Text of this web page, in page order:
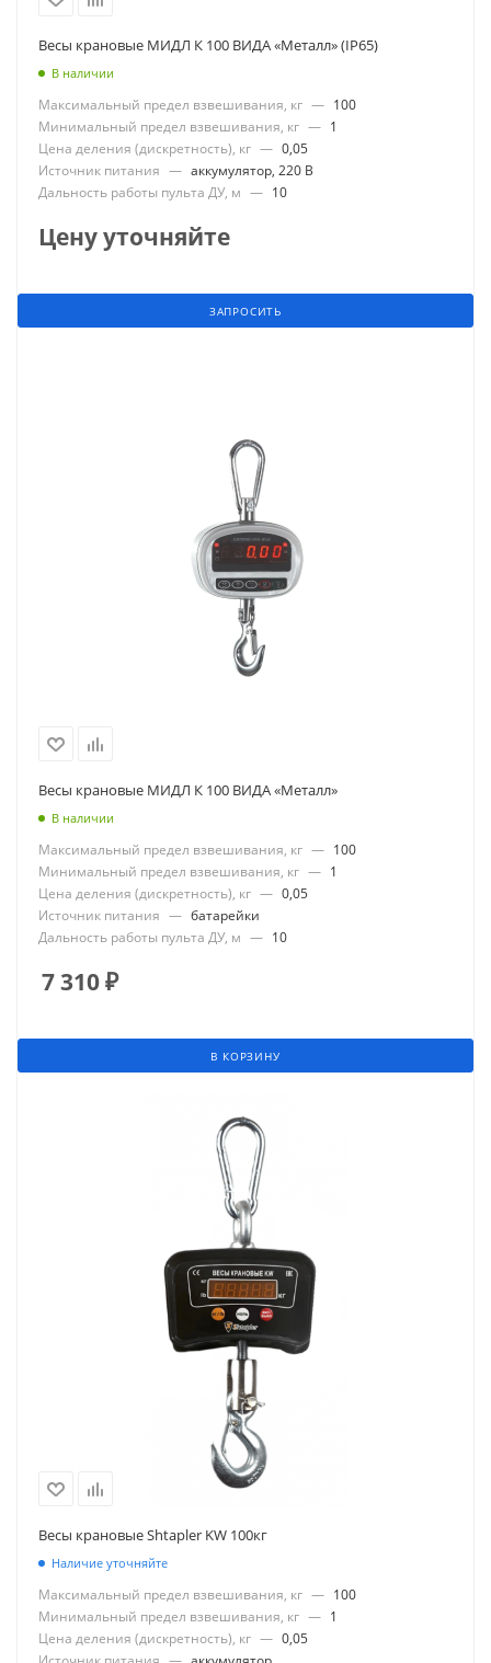
Весы крановые МИДЛ К 100 ВИДА «Металл» (IP65)
В наличии
Максимальный предел взвешивания, кг — 100
Минимальный предел взвешивания, кг — 1
Цена деления (дискретность), кг — 0,05
Источник питания — аккумулятор, 220 В
Дальность работы пульта ДУ, м — 10
Цену уточняйте
ЗАПРОСИТЬ
Весы крановые МИДЛ К 100 ВИДА «Металл»
В наличии
Максимальный предел взвешивания, кг — 100
Минимальный предел взвешивания, кг — 1
Цена деления (дискретность), кг — 0,05
Источник питания — батарейки
Дальность работы пульта ДУ, м — 10
7 310₽
В КОРЗИНУ
Весы крановые Shtapler KW 100кг
Наличие уточняйте
Максимальный предел взвешивания, кг — 100
Минимальный предел взвешивания, кг — 1
Цена деления (дискретность), кг — 0,05